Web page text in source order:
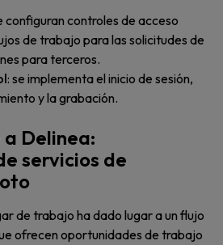
configuran controles de acceso
de trabajo para las solicitudes de
para terceros.
: se implementa el inicio de sesión,
y la grabación.
Delinea:
servicios de
de trabajo ha dado lugar a un flujo
ofrecen oportunidades de trabajo